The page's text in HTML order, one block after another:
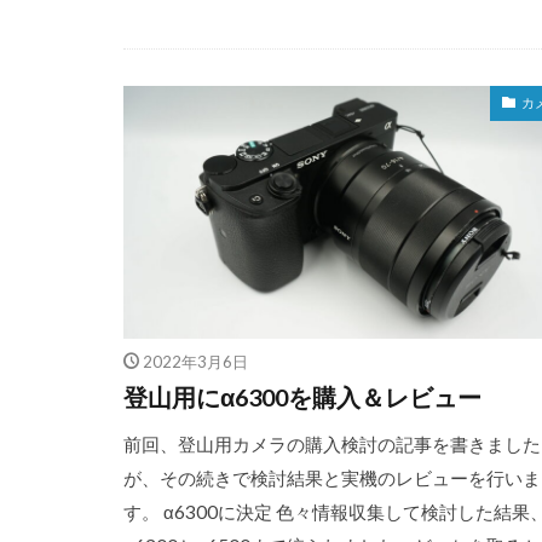
カ
2022年3月6日
登山用にα6300を購入＆レビュー
前回、登山用カメラの購入検討の記事を書きました
が、その続きで検討結果と実機のレビューを行いま
す。 α6300に決定 色々情報収集して検討した結果